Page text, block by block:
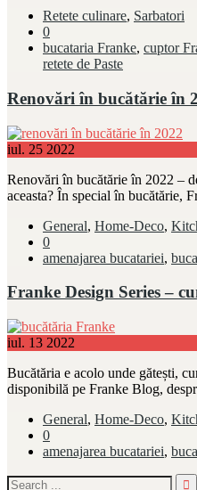
Retete culinare, Sarbatori
0
bucataria Franke, cuptor
retete de Paste
Renovări în bucătărie în
iul. 25 2022
Renovări în bucătărie în 2022 –
aceasta? În special în bucătărie,
General, Home-Deco,
0
amenajarea bucatariei,
Franke Design Series –
iul. 13 2022
Bucătăria e acolo unde gătești,
disponibilă pe Franke Blog,
General, Home-Deco,
0
amenajarea bucatariei,